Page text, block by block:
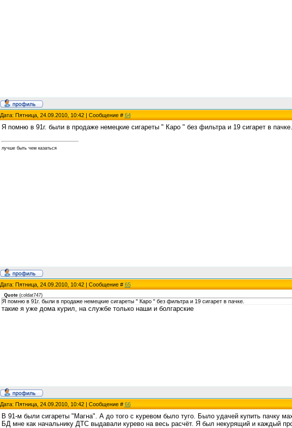
Дата: Пятница, 24.09.2010, 10:42 | Сообщение # 64
Я помню в 91г. были в продаже немецкие сигареты " Каро " без фильтра и 19 сигарет в пачке.
лучше быть чем казаться
Дата: Пятница, 24.09.2010, 10:42 | Сообщение # 65
Quote(coldat747)
Я помню в 91г. были в продаже немецкие сигареты " Каро " без фильтра и 19 сигарет в пачке.
такие я уже дома курил, на службе только наши и болгарские
Дата: Пятница, 24.09.2010, 10:42 | Сообщение # 66
В 91-м были сигареты "Магна". А до того с куревом было туго. Было удачей купить пачку
БД мне как начальнику ДТС выдавали курево на весь расчёт. Я был некурящий и каждый